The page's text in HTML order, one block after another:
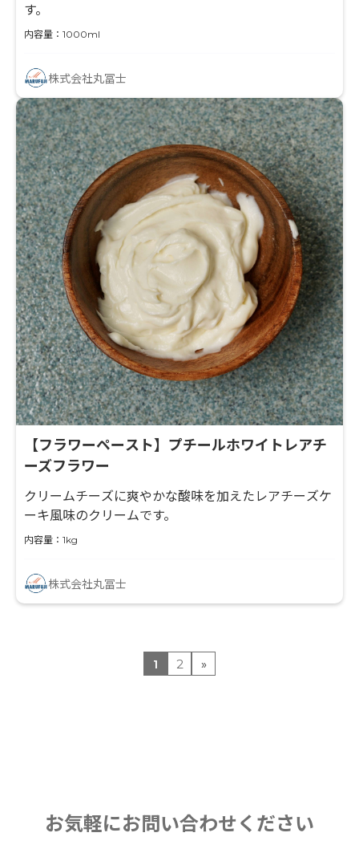
す。
内容量：1000ml
株式会社丸冨士
【フラワーペースト】プチールホワイトレアチ
ーズフラワー
クリームチーズに爽やかな酸味を加えたレアチーズケ
ーキ風味のクリームです。
内容量：1kg
株式会社丸冨士
1 2 »
お気軽にお問い合わせください